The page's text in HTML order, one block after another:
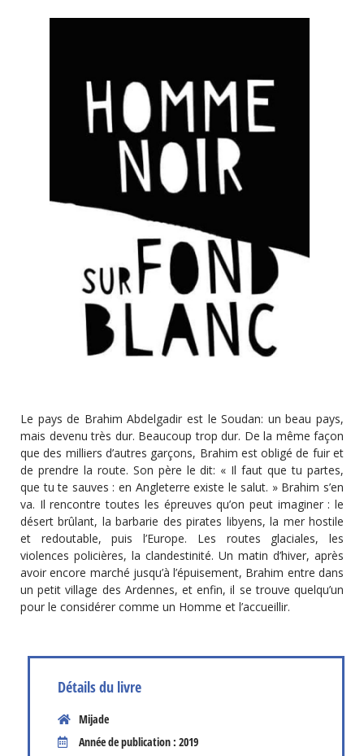
Le pays de Brahim Abdelgadir est le Soudan: un beau pays,
mais devenu très dur. Beaucoup trop dur. De la même façon
que des milliers d’autres garçons, Brahim est obligé de fuir et
de prendre la route. Son père le dit: « Il faut que tu partes,
que tu te sauves : en Angleterre existe le salut. » Brahim s’en
va. Il rencontre toutes les épreuves qu’on peut imaginer : le
désert brûlant, la barbarie des pirates libyens, la mer hostile
et redoutable, puis l’Europe. Les routes glaciales, les
violences policières, la clandestinité. Un matin d’hiver, après
avoir encore marché jusqu’à l’épuisement, Brahim entre dans
un petit village des Ardennes, et enfin, il se trouve quelqu’un
pour le considérer comme un Homme et l’accueillir.
Détails du livre
Mijade
Année de publication : 2019